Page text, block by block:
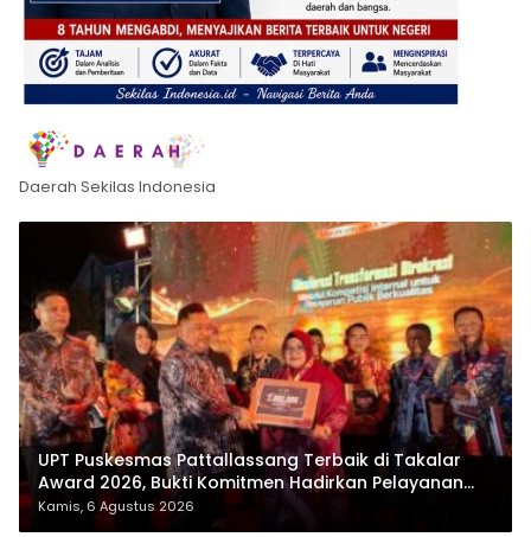
Daerah Sekilas Indonesia
UPT Puskesmas Pattallassang Terbaik di Takalar
Award 2026, Bukti Komitmen Hadirkan Pelayanan
Kesehatan Berkualitas
Kamis, 6 Agustus 2026